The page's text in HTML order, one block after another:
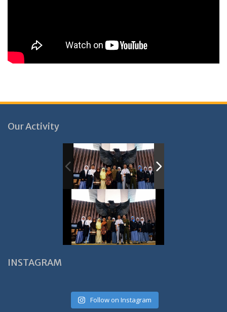
Our Activity
INSTAGRAM
Follow on Instagram